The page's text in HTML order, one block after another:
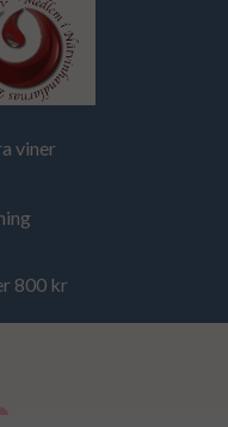
viner
800 kr